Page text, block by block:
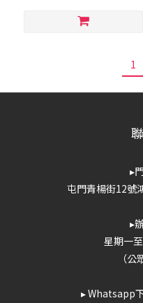
1
▸
屯門青楊街12號
▸
星期一
（公
▸ Whatsapp